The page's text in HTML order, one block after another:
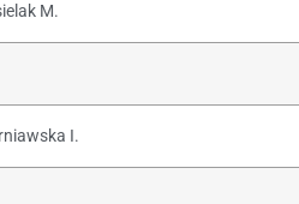
M.
I.